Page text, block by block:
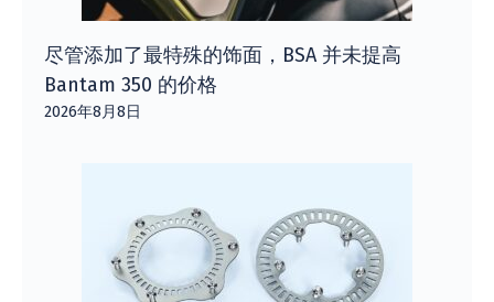
尽管添加了最特殊的饰面，BSA 并未提高
Bantam 350 的价格
2026年8月8日